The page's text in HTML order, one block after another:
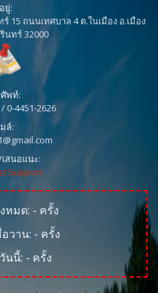
ยู่:
ถนนเทศบาล 4 ต.ในเมือง อ.เมือง
นทร์ 32000
พท์:
0-4451-2626
ล์:
สนอแนะ:
Support
หมด: - ครั้ง
วาน: - ครั้ง
นนี้: - ครั้ง